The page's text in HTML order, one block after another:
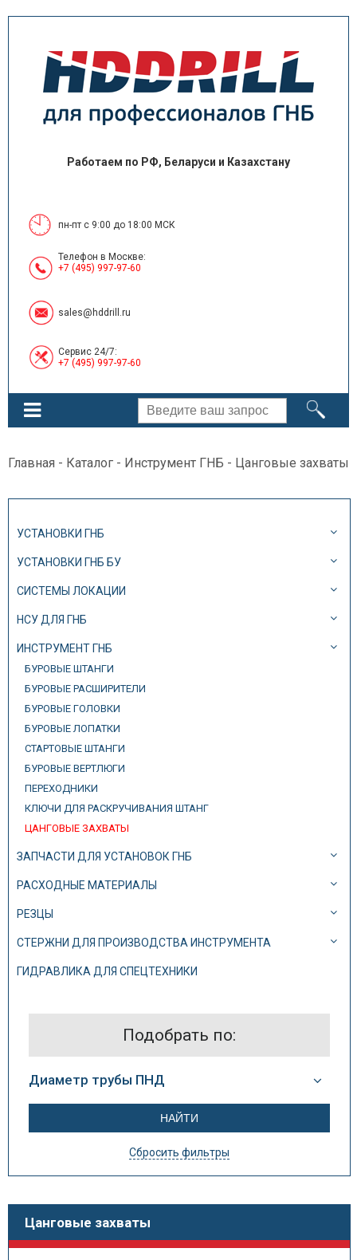
Работаем по РФ, Беларуси и Казахстану
пн-пт с 9:00 до 18:00 МСК
Телефон в Москве:
+7 (495) 997-97-60
sales@hddrill.ru
Сервис 24/7:
+7 (495) 997-97-60
Главная - Каталог - Инструмент ГНБ - Цанговые захваты
УСТАНОВКИ ГНБ
УСТАНОВКИ ГНБ БУ
СИСТЕМЫ ЛОКАЦИИ
НСУ ДЛЯ ГНБ
ИНСТРУМЕНТ ГНБ
БУРОВЫЕ ШТАНГИ
БУРОВЫЕ РАСШИРИТЕЛИ
БУРОВЫЕ ГОЛОВКИ
БУРОВЫЕ ЛОПАТКИ
СТАРТОВЫЕ ШТАНГИ
БУРОВЫЕ ВЕРТЛЮГИ
ПЕРЕХОДНИКИ
КЛЮЧИ ДЛЯ РАСКРУЧИВАНИЯ ШТАНГ
ЦАНГОВЫЕ ЗАХВАТЫ
ЗАПЧАСТИ ДЛЯ УСТАНОВОК ГНБ
РАСХОДНЫЕ МАТЕРИАЛЫ
РЕЗЦЫ
СТЕРЖНИ ДЛЯ ПРОИЗВОДСТВА ИНСТРУМЕНТА
ГИДРАВЛИКА ДЛЯ СПЕЦТЕХНИКИ
Подобрать по:
Диаметр трубы ПНД
Сбросить фильтры
Цанговые захваты